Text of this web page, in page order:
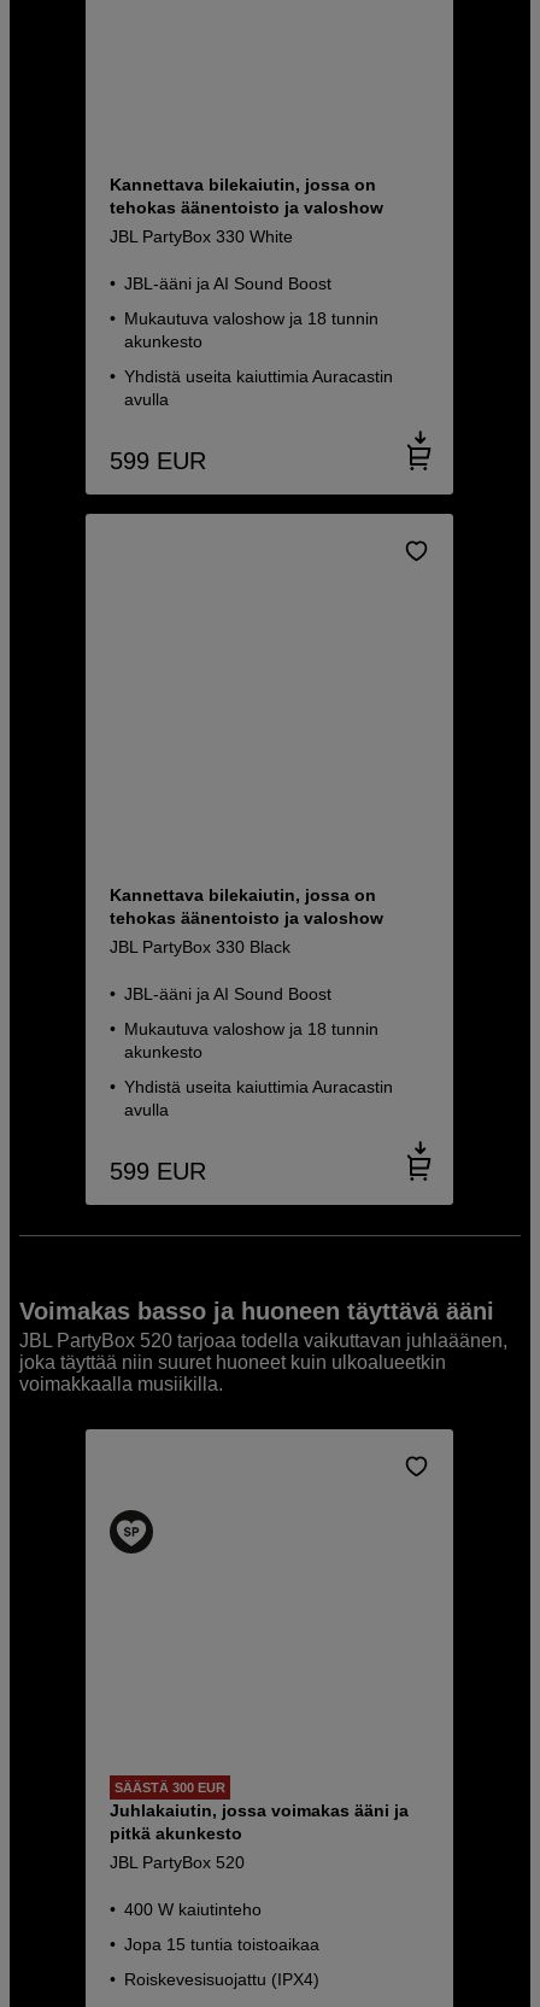
Kannettava bilekaiutin, jossa on
tehokas äänentoisto ja valoshow
JBL PartyBox 330 White
JBL-ääni ja AI Sound Boost
Mukautuva valoshow ja 18 tunnin
akunkesto
Yhdistä useita kaiuttimia Auracastin
avulla
599 EUR
Kannettava bilekaiutin, jossa on
tehokas äänentoisto ja valoshow
JBL PartyBox 330 Black
JBL-ääni ja AI Sound Boost
Mukautuva valoshow ja 18 tunnin
akunkesto
Yhdistä useita kaiuttimia Auracastin
avulla
599 EUR
Voimakas basso ja huoneen täyttävä ääni
JBL PartyBox 520 tarjoaa todella vaikuttavan juhlaäänen,
joka täyttää niin suuret huoneet kuin ulkoalueetkin
voimakkaalla musiikilla.
SÄÄSTÄ 300 EUR
Juhlakaiutin, jossa voimakas ääni ja
pitkä akunkesto
JBL PartyBox 520
400 W kaiutinteho
Jopa 15 tuntia toistoaikaa
Roiskevesisuojattu (IPX4)